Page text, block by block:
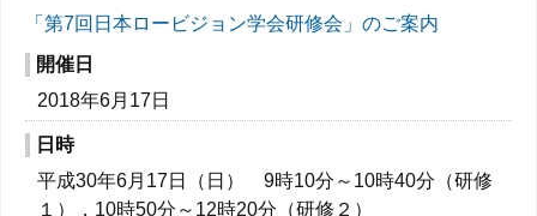
「第7回日本ロービジョン学会研修会」のご案内
開催日
2018年6月17日
日時
平成30年6月17日（日） 9時10分～10時40分（研修
１），10時50分～12時20分（研修２）